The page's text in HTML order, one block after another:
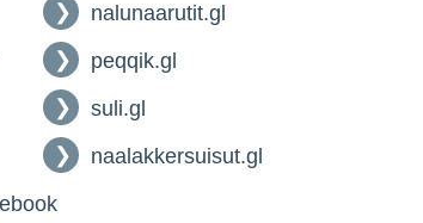
nalunaarutit.gl
peqqik.gl
suli.gl
naalakkersuisut.gl